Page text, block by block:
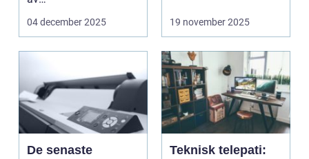
onlineunderhållning. ...
04 december 2025 19 november 2025
De senaste
Teknisk telepati: